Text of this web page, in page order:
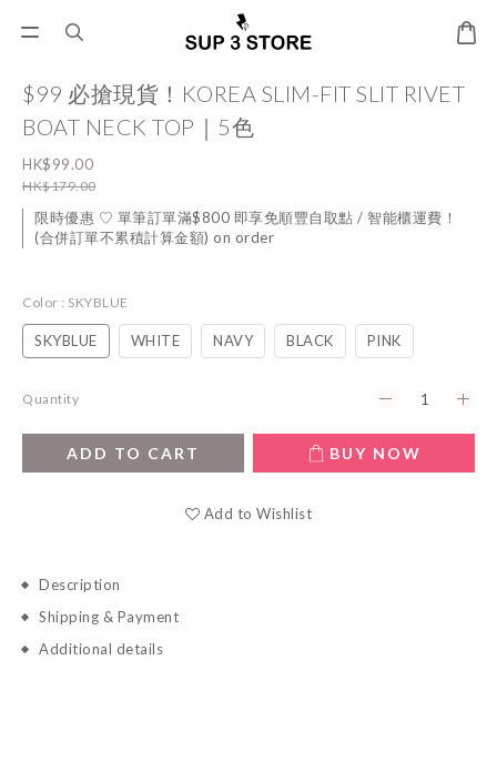
$99 必搶現貨！KOREA SLIM-FIT SLIT RIVET
BOAT NECK TOP｜5色
HK$99.00
HK$179.00
限時優惠 ♡ 單筆訂單滿$800 即享免順豐自取點 / 智能櫃運費！
(合併訂單不累積計算金額) on order
Color : SKYBLUE
SKYBLUE WHITE NAVY BLACK PINK
Quantity
ADD TO CART BUY NOW
Add to Wishlist
Description
Shipping & Payment
Additional details